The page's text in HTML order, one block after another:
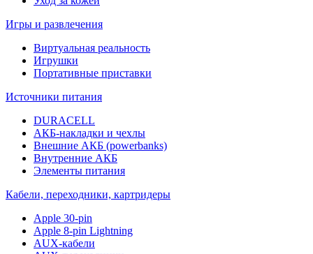
Игры и развлечения
Виртуальная реальность
Игрушки
Портативные приставки
Источники питания
DURACELL
АКБ-накладки и чехлы
Внешние АКБ (powerbanks)
Внутренние АКБ
Элементы питания
Кабели, переходники, картридеры
Apple 30-pin
Apple 8-pin Lightning
AUX-кабели